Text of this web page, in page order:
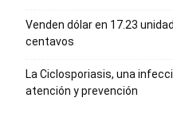
Venden dólar en 17.23
centavos
La Ciclosporiasis, una
atención y prevención